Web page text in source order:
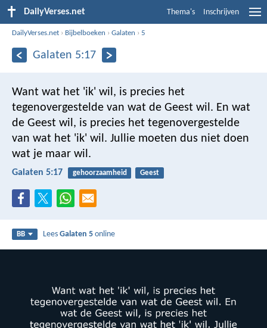
DailyVerses.net Thema's Inschrijven
DailyVerses.net › Bijbelboeken ›Galaten ›5
Galaten 5:17
Want wat het 'ik' wil, is precies het
tegenovergestelde van wat de Geest wil. En wat
de Geest wil, is precies het tegenovergestelde
van wat het 'ik' wil. Jullie moeten dus niet doen
wat je maar wil.
Galaten 5:17 gehoorzaamheid Geest
BB LeesGalaten 5 online